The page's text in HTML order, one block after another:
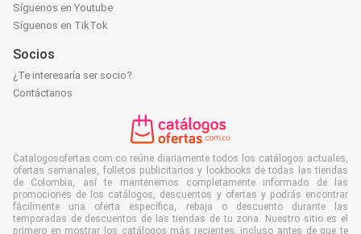
Síguenos en Youtube
Síguenos en TikTok
Socios
¿Te interesaría ser socio?
Contáctanos
Catalogosofertas.com.co reúne diariamente todos los catálogos actuales,
ofertas semanales, folletos publicitarios y lookbooks de todas las tiendas
de Colombia, así te mantenemos completamente informado de las
promociones de los catálogos, descuentos y ofertas y podrás encontrar
fácilmente una oferta específica, rebaja o descuento durante las
temporadas de descuentos de las tiendas de tu zona. Nuestro sitio es el
primero en mostrar los catálogos más recientes, incluso antes de que te